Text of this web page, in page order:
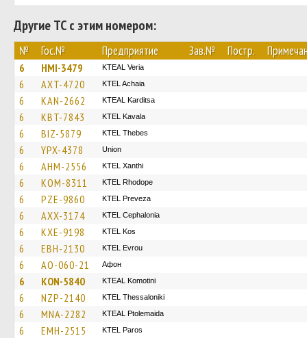
Другие ТС с этим номером:
№ Гос.№ Предприятие Зав.№ Постр.
6 HMI-3479 KTEAL Veria
6 AXT-4720 KTEL Achaia
6 KAN-2662 KTEAL Karditsa
6 KBT-7843 KTEL Kavala
6 BIZ-5879 KTEL Thebes
6 YPX-4378 Union
6 AHM-2556 KTEL Xanthi
6 KOM-8311 KTEL Rhodope
6 PZE-9860 KTEL Preveza
6 AXX-3174 KTEL Cephalonia
6 KXE-9198 KTEL Kos
6 EBH-2130 KTEL Evrou
6 AO-060-21 Афон
6 KON-5840 KTEAL Komotini
6 NZP-2140 KTEL Thessaloniki
6 MNA-2282 KTEAL Ptolemaida
6 EMH-2515 KTEL Paros